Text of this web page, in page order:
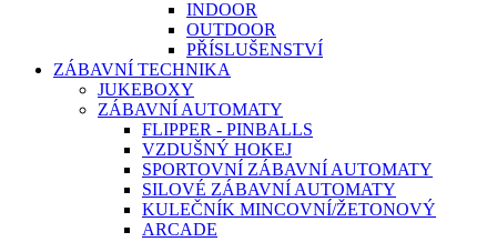
INDOOR
OUTDOOR
PŘÍSLUŠENSTVÍ
ZÁBAVNÍ TECHNIKA
JUKEBOXY
ZÁBAVNÍ AUTOMATY
FLIPPER - PINBALLS
VZDUŠNÝ HOKEJ
SPORTOVNÍ ZÁBAVNÍ AUTOMATY
SILOVÉ ZÁBAVNÍ AUTOMATY
KULEČNÍK MINCOVNÍ/ŽETONOVÝ
ARCADE